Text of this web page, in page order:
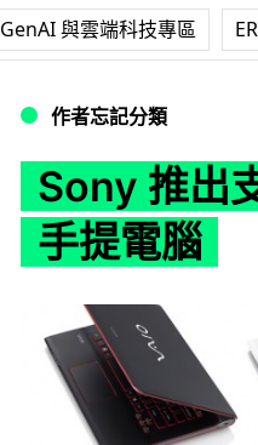
GenAI 與雲端科技專區
作者忘記分類
Sony 推出
手提電腦